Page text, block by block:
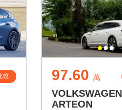
較 97.60 萬
VOLKSWAGEN
ARTEON